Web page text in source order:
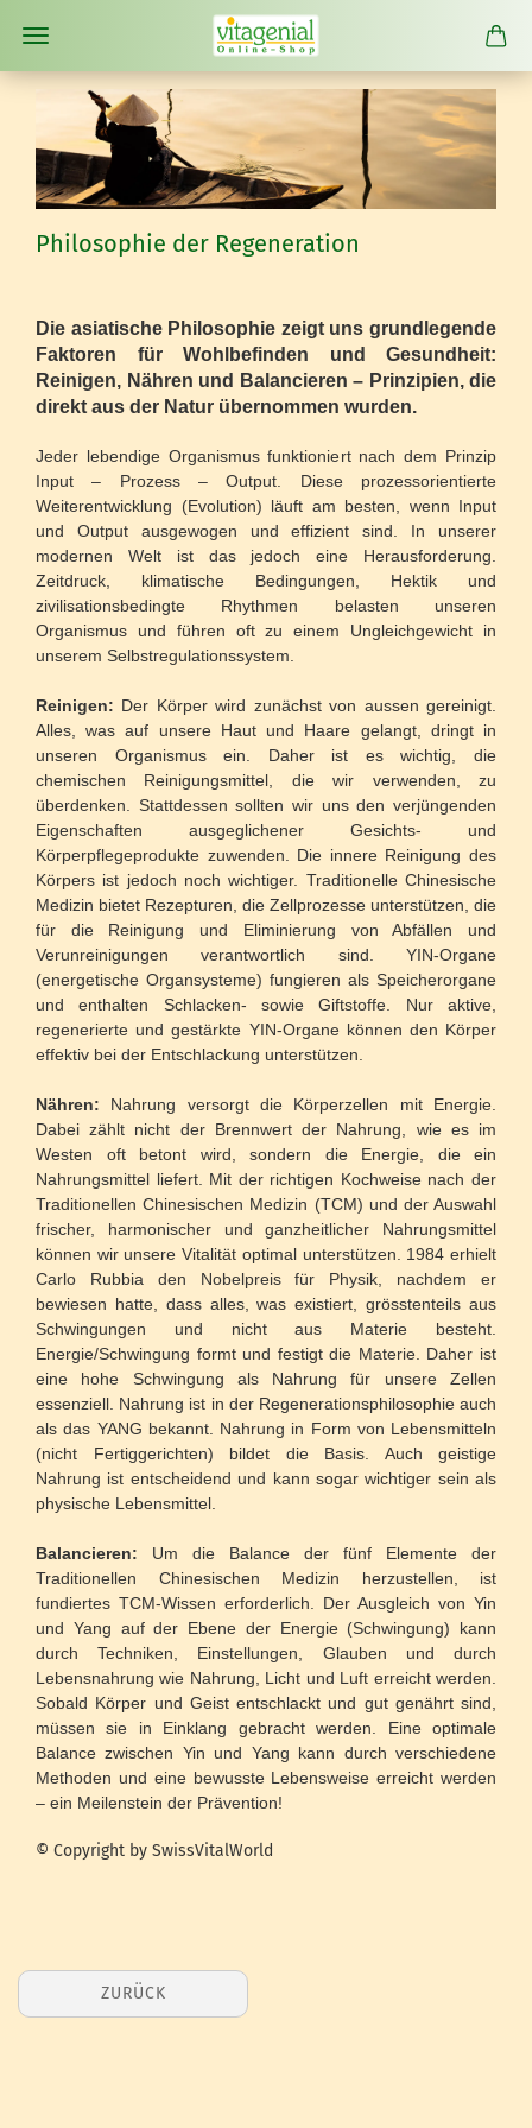
Philosophie der Regeneration
Die asiatische Philosophie zeigt uns grundlegende
Faktoren für Wohlbefinden und Gesundheit:
Reinigen, Nähren und Balancieren – Prinzipien, die
direkt aus der Natur übernommen wurden.
Jeder lebendige Organismus funktioniert nach dem Prinzip
Input – Prozess – Output. Diese prozessorientierte
Weiterentwicklung (Evolution) läuft am besten, wenn Input
und Output ausgewogen und effizient sind. In unserer
modernen Welt ist das jedoch eine Herausforderung.
Zeitdruck, klimatische Bedingungen, Hektik und
zivilisationsbedingte Rhythmen belasten unseren
Organismus und führen oft zu einem Ungleichgewicht in
unserem Selbstregulationssystem.
Reinigen: Der Körper wird zunächst von aussen gereinigt.
Alles, was auf unsere Haut und Haare gelangt, dringt in
unseren Organismus ein. Daher ist es wichtig, die
chemischen Reinigungsmittel, die wir verwenden, zu
überdenken. Stattdessen sollten wir uns den verjüngenden
Eigenschaften ausgeglichener Gesichts- und
Körperpflegeprodukte zuwenden. Die innere Reinigung des
Körpers ist jedoch noch wichtiger. Traditionelle Chinesische
Medizin bietet Rezepturen, die Zellprozesse unterstützen, die
für die Reinigung und Eliminierung von Abfällen und
Verunreinigungen verantwortlich sind. YIN-Organe
(energetische Organsysteme) fungieren als Speicherorgane
und enthalten Schlacken- sowie Giftstoffe. Nur aktive,
regenerierte und gestärkte YIN-Organe können den Körper
effektiv bei der Entschlackung unterstützen.
Nähren: Nahrung versorgt die Körperzellen mit Energie.
Dabei zählt nicht der Brennwert der Nahrung, wie es im
Westen oft betont wird, sondern die Energie, die ein
Nahrungsmittel liefert. Mit der richtigen Kochweise nach der
Traditionellen Chinesischen Medizin (TCM) und der Auswahl
frischer, harmonischer und ganzheitlicher Nahrungsmittel
können wir unsere Vitalität optimal unterstützen. 1984 erhielt
Carlo Rubbia den Nobelpreis für Physik, nachdem er
bewiesen hatte, dass alles, was existiert, grösstenteils aus
Schwingungen und nicht aus Materie besteht.
Energie/Schwingung formt und festigt die Materie. Daher ist
eine hohe Schwingung als Nahrung für unsere Zellen
essenziell. Nahrung ist in der Regenerationsphilosophie auch
als das YANG bekannt. Nahrung in Form von Lebensmitteln
(nicht Fertiggerichten) bildet die Basis. Auch geistige
Nahrung ist entscheidend und kann sogar wichtiger sein als
physische Lebensmittel.
Balancieren: Um die Balance der fünf Elemente der
Traditionellen Chinesischen Medizin herzustellen, ist
fundiertes TCM-Wissen erforderlich. Der Ausgleich von Yin
und Yang auf der Ebene der Energie (Schwingung) kann
durch Techniken, Einstellungen, Glauben und durch
Lebensnahrung wie Nahrung, Licht und Luft erreicht werden.
Sobald Körper und Geist entschlackt und gut genährt sind,
müssen sie in Einklang gebracht werden. Eine optimale
Balance zwischen Yin und Yang kann durch verschiedene
Methoden und eine bewusste Lebensweise erreicht werden
– ein Meilenstein der Prävention!
© Copyright by SwissVitalWorld
ZURÜCK